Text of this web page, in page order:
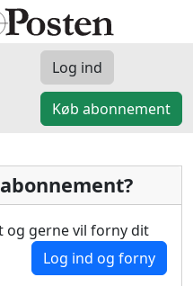
Log ind
Køb abonnement
og gerne vil forny dit
Log ind og forny